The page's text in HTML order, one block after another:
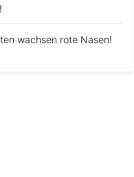
wachsen rote Nasen!